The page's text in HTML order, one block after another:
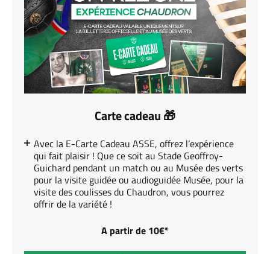
Carte cadeau 🎁
Avec la E-Carte Cadeau ASSE, offrez l’expérience
qui fait plaisir ! Que ce soit au Stade Geoffroy-
Guichard pendant un match ou au Musée des verts
pour la visite guidée ou audioguidée Musée, pour la
visite des coulisses du Chaudron, vous pourrez
offrir de la variété !
A partir de 10€*